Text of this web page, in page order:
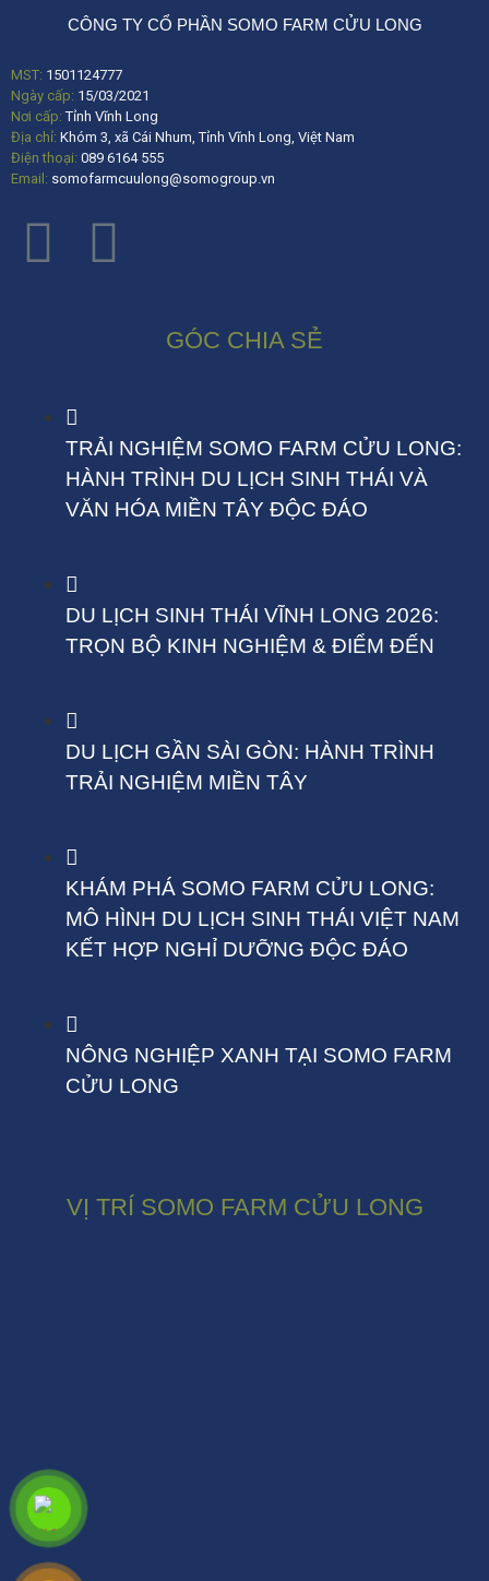
CÔNG TY CỔ PHẦN SOMO FARM CỬU LONG
MST: 1501124777
Ngày cấp: 15/03/2021
Nơi cấp:Tỉnh Vĩnh Long
Địa chỉ: Khóm 3, xã Cái Nhum, Tỉnh Vĩnh Long, Việt Nam
Điện thoại: 089 6164 555
Email: somofarmcuulong@somogroup.vn
GÓC CHIA SẺ
TRẢI NGHIỆM SOMO FARM CỬU LONG:
HÀNH TRÌNH DU LỊCH SINH THÁI VÀ
VĂN HÓA MIỀN TÂY ĐỘC ĐÁO
DU LỊCH SINH THÁI VĨNH LONG 2026:
TRỌN BỘ KINH NGHIỆM & ĐIỂM ĐẾN
DU LỊCH GẦN SÀI GÒN: HÀNH TRÌNH
TRẢI NGHIỆM MIỀN TÂY
KHÁM PHÁ SOMO FARM CỬU LONG:
MÔ HÌNH DU LỊCH SINH THÁI VIỆT NAM
KẾT HỢP NGHỈ DƯỠNG ĐỘC ĐÁO
NÔNG NGHIỆP XANH TẠI SOMO FARM
CỬU LONG
VỊ TRÍ SOMO FARM CỬU LONG